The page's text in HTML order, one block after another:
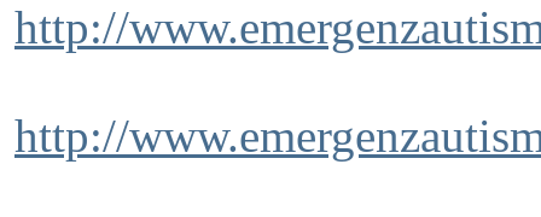
http://
http://